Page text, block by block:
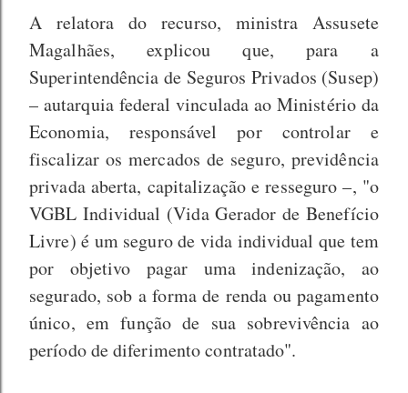
A relatora do recurso, ministra Assusete
Magalhães, explicou que, para a
Superintendência de Seguros Privados (Susep)
– autarquia federal vinculada ao Ministério da
Economia, responsável por controlar e
fiscalizar os mercados de seguro, previdência
privada aberta, capitalização e resseguro –, "o
VGBL Individual (Vida Gerador de Benefício
Livre) é um seguro de vida individual que tem
por objetivo pagar uma indenização, ao
segurado, sob a forma de renda ou pagamento
único, em função de sua sobrevivência ao
período de diferimento contratado".